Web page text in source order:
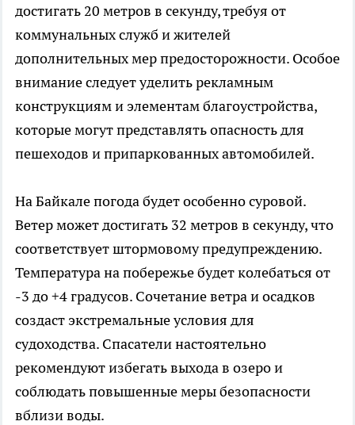
достигать 20 метров в секунду, требуя от
коммунальных служб и жителей
дополнительных мер предосторожности. Особое
внимание следует уделить рекламным
конструкциям и элементам благоустройства,
которые могут представлять опасность для
пешеходов и припаркованных автомобилей.
На Байкале погода будет особенно суровой.
Ветер может достигать 32 метров в секунду, что
соответствует штормовому предупреждению.
Температура на побережье будет колебаться от
-3 до +4 градусов. Сочетание ветра и осадков
создаст экстремальные условия для
судоходства. Спасатели настоятельно
рекомендуют избегать выхода в озеро и
соблюдать повышенные меры безопасности
вблизи воды.